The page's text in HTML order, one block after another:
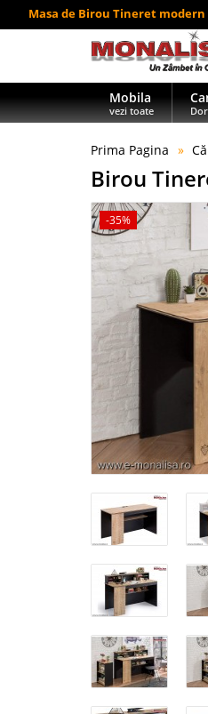
Masa de Birou Tineret modern
Mobila
vezi toate
Prima Pagina
Birou
-35%